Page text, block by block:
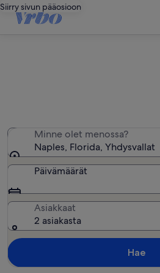
Siirry sivun pääosioon
Minne olet menossa?
Naples, Florida, Yhdysvallat
Päivämäärät
Asiakkaat
2 asiakasta
Hae